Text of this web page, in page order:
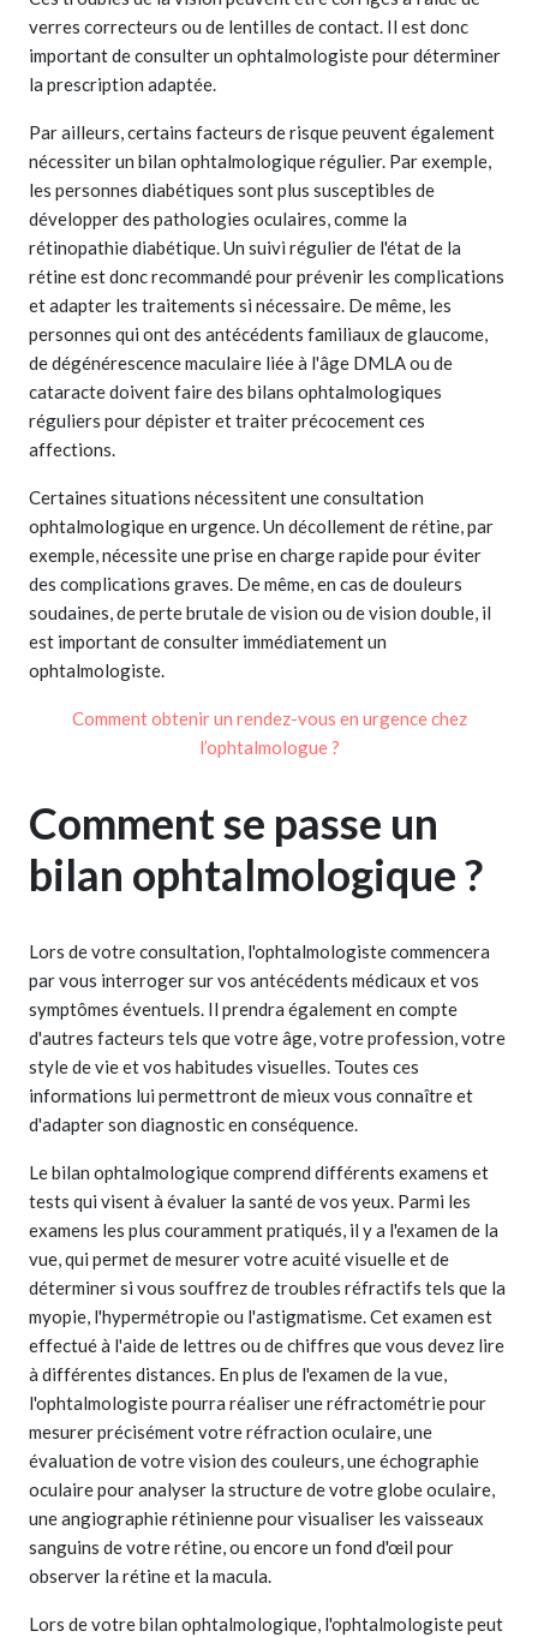
verres correcteurs ou de lentilles de contact. Il est donc
important de consulter un ophtalmologiste pour déterminer
la prescription adaptée.
Par ailleurs, certains facteurs de risque peuvent également
nécessiter un bilan ophtalmologique régulier. Par exemple,
les personnes diabétiques sont plus susceptibles de
développer des pathologies oculaires, comme la
rétinopathie diabétique. Un suivi régulier de l'état de la
rétine est donc recommandé pour prévenir les complications
et adapter les traitements si nécessaire. De même, les
personnes qui ont des antécédents familiaux de glaucome,
de dégénérescence maculaire liée à l'âge DMLA ou de
cataracte doivent faire des bilans ophtalmologiques
réguliers pour dépister et traiter précocement ces
affections.
Certaines situations nécessitent une consultation
ophtalmologique en urgence. Un décollement de rétine, par
exemple, nécessite une prise en charge rapide pour éviter
des complications graves. De même, en cas de douleurs
soudaines, de perte brutale de vision ou de vision double, il
est important de consulter immédiatement un
ophtalmologiste.
Comment obtenir un rendez-vous en urgence chez
l’ophtalmologue ?
Comment se passe un
bilan ophtalmologique ?
Lors de votre consultation, l'ophtalmologiste commencera
par vous interroger sur vos antécédents médicaux et vos
symptômes éventuels. Il prendra également en compte
d'autres facteurs tels que votre âge, votre profession, votre
style de vie et vos habitudes visuelles. Toutes ces
informations lui permettront de mieux vous connaître et
d'adapter son diagnostic en conséquence.
Le bilan ophtalmologique comprend différents examens et
tests qui visent à évaluer la santé de vos yeux. Parmi les
examens les plus couramment pratiqués, il y a l'examen de la
vue, qui permet de mesurer votre acuité visuelle et de
déterminer si vous souffrez de troubles réfractifs tels que la
myopie, l'hypermétropie ou l'astigmatisme. Cet examen est
effectué à l'aide de lettres ou de chiffres que vous devez lire
à différentes distances. En plus de l'examen de la vue,
l'ophtalmologiste pourra réaliser une réfractométrie pour
mesurer précisément votre réfraction oculaire, une
évaluation de votre vision des couleurs, une échographie
oculaire pour analyser la structure de votre globe oculaire,
une angiographie rétinienne pour visualiser les vaisseaux
sanguins de votre rétine, ou encore un fond d'œil pour
observer la rétine et la macula.
Lors de votre bilan ophtalmologique, l'ophtalmologiste peut